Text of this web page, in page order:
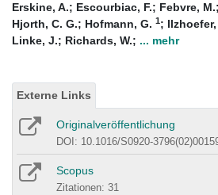
Erskine, A.; Escourbiac, F.; Febvre, M.;
Hjorth, C. G.; Hofmann, G. 1; Ilzhoefer,
Linke, J.; Richards, W.; ... mehr
Externe Links
Originalveröffentlichung
DOI: 10.1016/S0920-
Scopus
Zitationen: 31